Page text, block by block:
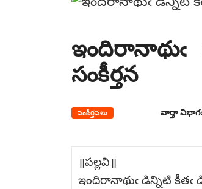
సంకీర్తన
సంకీర్తనలు వార్తా
॥పల్లవి॥
ఇందిరానాథుఁ డిన్నిటి కీతఁ